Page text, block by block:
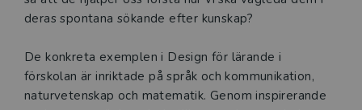
deras spontana sökande efter kunskap?
De konkreta exemplen i Design för lärande i
förskolan är inriktade på språk och kommunikation,
naturvetenskap och matematik. Genom inspirerande